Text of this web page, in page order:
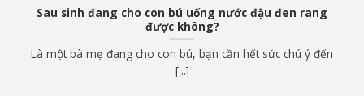
Sau sinh đang cho con bú uống nước đậu đen rang
được không?
Là một bà mẹ đang cho con bú, bạn cần hết sức chú ý đến
[...]